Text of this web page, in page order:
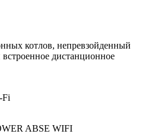
котлов, непревзойденный
дистанционное
Fi
ABSE WIFI